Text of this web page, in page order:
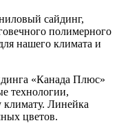
сайдинг,
полимерного
нашего климата и
«Канада Плюс»
технологии,
климату. Линейка
цветов.